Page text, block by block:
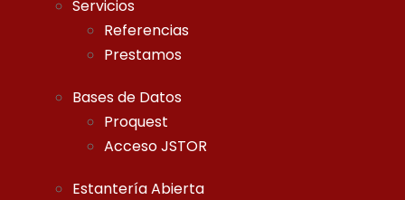
Servicios
Referencias
Prestamos
Bases de Datos
Proquest
Acceso JSTOR
Estantería Abierta